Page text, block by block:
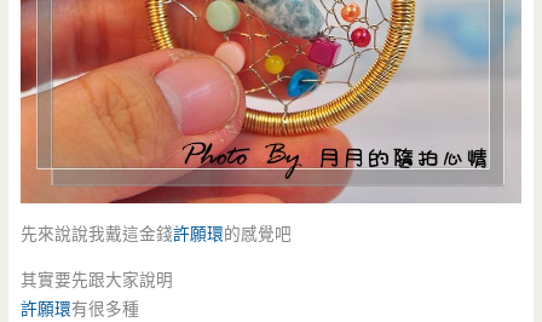
先來說說我戴這金錢許願環的感覺吧
其實要先跟大家說明
許願環有很多種